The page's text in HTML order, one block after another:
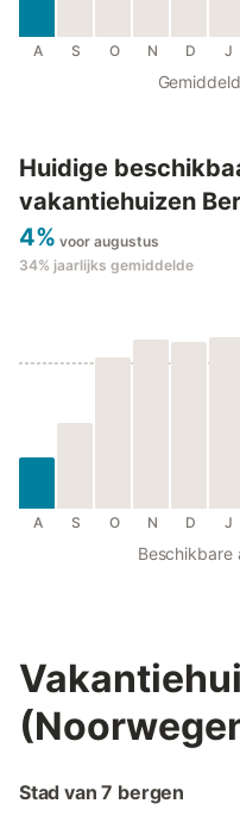
A S O N D J
Huidige
vakantiehuizen
4% voor augustus
34% jaarlijks gemiddelde
A S O N D J
Beschikbare
Stad van 7 bergen